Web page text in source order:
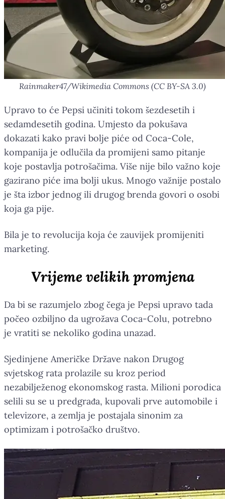
Rainmaker47/Wikimedia Commons (CC BY-SA 3.0)
Upravo to će Pepsi učiniti tokom šezdesetih i
sedamdesetih godina. Umjesto da pokušava
dokazati kako pravi bolje piće od Coca-Cole,
kompanija je odlučila da promijeni samo pitanje
koje postavlja potrošačima. Više nije bilo važno koje
gazirano piće ima bolji ukus. Mnogo važnije postalo
je šta izbor jednog ili drugog brenda govori o osobi
koja ga pije.
Bila je to revolucija koja će zauvijek promijeniti
marketing.
Vrijeme velikih promjena
Da bi se razumjelo zbog čega je Pepsi upravo tada
počeo ozbiljno da ugrožava Coca-Colu, potrebno
je vratiti se nekoliko godina unazad.
Sjedinjene Američke Države nakon Drugog
svjetskog rata prolazile su kroz period
nezabilježenog ekonomskog rasta. Milioni porodica
selili su se u predgrađa, kupovali prve automobile i
televizore, a zemlja je postajala sinonim za
optimizam i potrošačko društvo.